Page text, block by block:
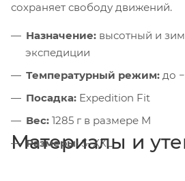
сохраняет свободу движений.
Назначение: высотный и
экспедиции
Температурный режим: до
Посадка: Expedition Fit
Вес: 1285 г в размере M
Размеры:S–XXL
Материалы и